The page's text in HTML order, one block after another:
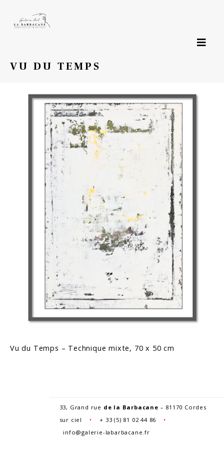
VU DU TEMPS
Vu du Temps – Technique mixte, 70 x 50 cm
33, Grand rue de la Barbacane – 81170 Cordes
sur ciel • + 33 (5) 81 02 44 86
•
info@galerie-labarbacane.fr